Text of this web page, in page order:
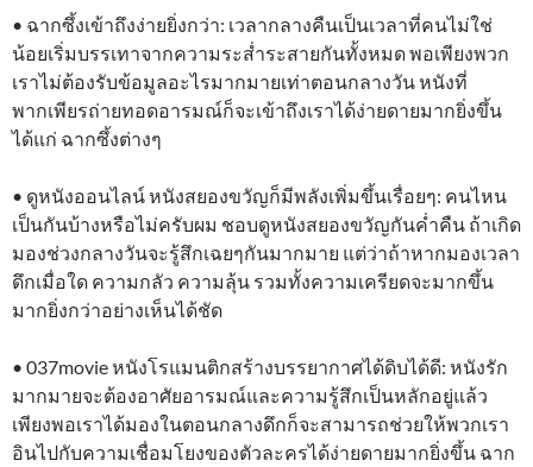
• ฉากซึ้งเข้าถึงง่ายยิ่งกว่า: เวลากลางคืนเป็นเวลาที่คนไม่ใช่
น้อยเริ่มบรรเทาจากความระส่ำระสายกันทั้งหมด พอเพียงพวก
เราไม่ต้องรับข้อมูลอะไรมากมายเท่าตอนกลางวัน หนังที่
พากเพียรถ่ายทอดอารมณ์ก็จะเข้าถึงเราได้ง่ายดายมากยิ่งขึ้น
ได้แก่ ฉากซึ้งต่างๆ
• ดูหนังออนไลน์ หนังสยองขวัญก็มีพลังเพิ่มขึ้นเรื่อยๆ: คนไหน
เป็นกันบ้างหรือไม่ครับผม ชอบดูหนังสยองขวัญกันค่ำคืน ถ้าเกิด
มองช่วงกลางวันจะรู้สึกเฉยๆกันมากมาย แต่ว่าถ้าหากมองเวลา
ดึกเมื่อใด ความกลัว ความลุ้น รวมทั้งความเครียดจะมากขึ้น
มากยิ่งกว่าอย่างเห็นได้ชัด
• 037movie หนังโรแมนติกสร้างบรรยากาศได้ดิบได้ดี: หนังรัก
มากมายจะต้องอาศัยอารมณ์และความรู้สึกเป็นหลักอยู่แล้ว
เพียงพอเราได้มองในตอนกลางดึกก็จะสามารถช่วยให้พวกเรา
อินไปกับความเชื่อมโยงของตัวละครได้ง่ายดายมากยิ่งขึ้น ฉาก